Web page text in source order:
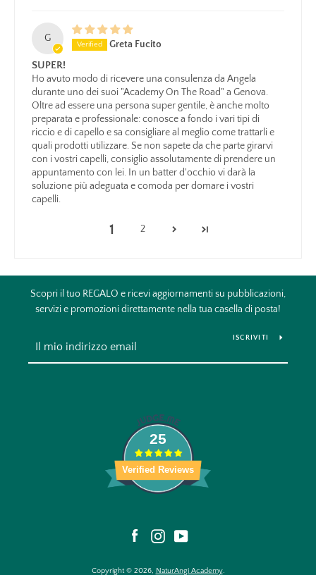
G
Greta Fucito
SUPER!
Ho avuto modo di ricevere una consulenza da Angela
durante uno dei suoi "Academy On The Road" a Genova.
Oltre ad essere una persona super gentile, è anche molto
preparata e professionale: conosce a fondo i vari tipi di
riccio e di capello e sa consigliare al meglio come trattarli e
quali prodotti utilizzare. Se non sapete da che parte girarvi
con i vostri capelli, consiglio assolutamente di prendere un
appuntamento con lei. In un batter d'occhio vi darà la
soluzione più adeguata e comoda per domare i vostri
capelli.
1 2
INFORMATIVA PRIVACY
TERMINI E CONDIZIONI DEL SERVIZIO RECESSO
CERCA SCRIVIMI
Scopri il tuo REGALO e ricevi aggiornamenti su pubblicazioni,
servizi e promozioni direttamente nella tua casella di posta!
ISCRIVITI
25
Verified Reviews
FacebookInstagram
Copyright © 2026, NaturAngi Academy.